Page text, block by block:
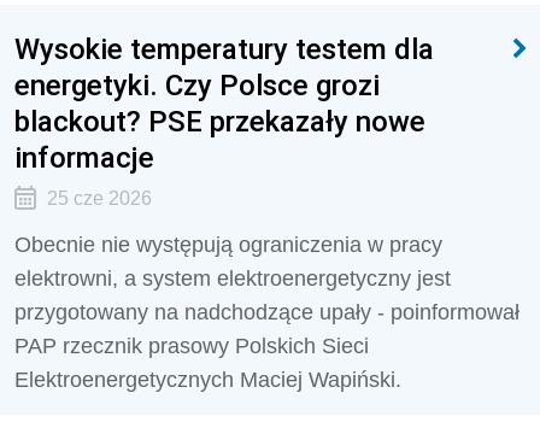
Wysokie temperatury testem dla
energetyki. Czy Polsce grozi
blackout? PSE przekazały nowe
informacje
25 cze 2026
Obecnie nie występują ograniczenia w pracy
elektrowni, a system elektroenergetyczny jest
przygotowany na nadchodzące upały - poinformował
PAP rzecznik prasowy Polskich Sieci
Elektroenergetycznych Maciej Wapiński.